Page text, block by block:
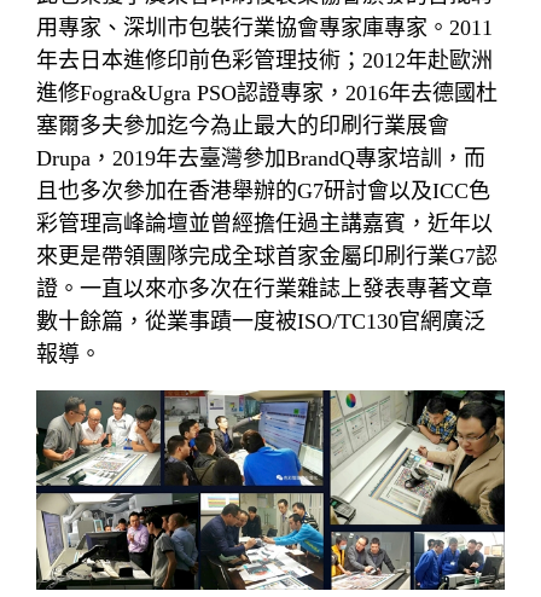
用專家、深圳市包裝行業協會專家庫專家。2011
年去日本進修印前色彩管理技術；2012年赴歐洲
進修Fogra&Ugra PSO認證專家，2016年去德國杜
塞爾多夫參加迄今為止最大的印刷行業展會
Drupa，2019年去臺灣參加BrandQ專家培訓，而
且也多次參加在香港舉辦的G7研討會以及ICC色
彩管理高峰論壇並曾經擔任過主講嘉賓，近年以
來更是帶領團隊完成全球首家金屬印刷行業G7認
證。一直以來亦多次在行業雜誌上發表專著文章
數十餘篇，從業事蹟一度被ISO/TC130官網廣泛
報導。